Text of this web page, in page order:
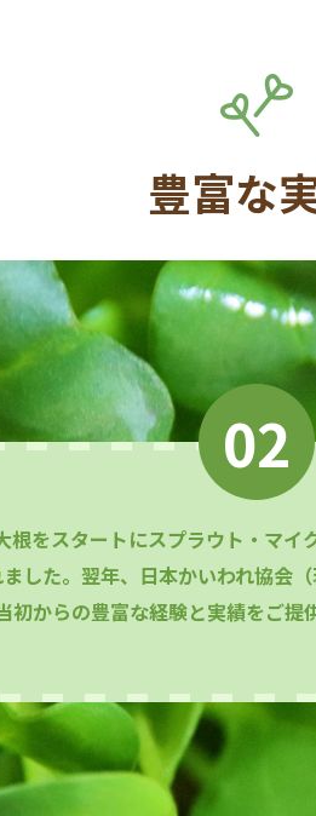
豊富な
根をスタートにスプラウト・マイ
した。翌年、日本かいわれ協会
初からの豊富な経験と実績をご提